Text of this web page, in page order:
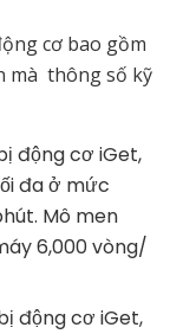
cơ bao gồm
mà thông số kỹ
động cơ iGet,
đa ở mức
Mô men
6,000 vòng/
động cơ iGet,